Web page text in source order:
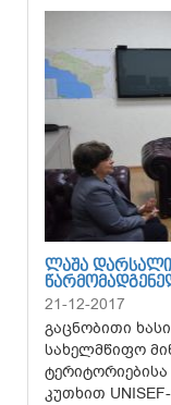
ᲚᲐᲨᲐ
21-12-2017
გაცნობითი
სახელმწიფო
კუთხით